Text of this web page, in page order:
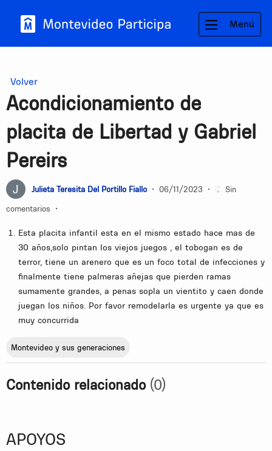
Menú
Volver
Acondicionamiento de
placita de Libertad y Gabriel
Pereirs
Julieta Teresita Del Portillo Fiallo • 06/11/2023 •
Sin
comentarios
•
Esta placita infantil esta en el mismo estado hace mas de
30 años,solo pintan los viejos juegos , el tobogan es de
terror, tiene un arenero que es un foco total de infecciones y
finalmente tiene palmeras añejas que pierden ramas
sumamente grandes, a penas sopla un vientito y caen donde
juegan los niños. Por favor remodelarla es urgente ya que es
muy concurrida
Montevideo y sus generaciones
Contenido relacionado (0)
APOYOS